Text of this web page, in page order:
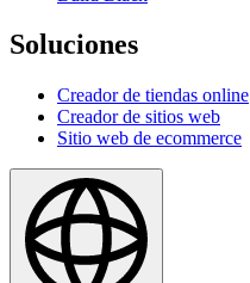
Soluciones
Creador de tiendas online
Creador de sitios web
Sitio web de ecommerce